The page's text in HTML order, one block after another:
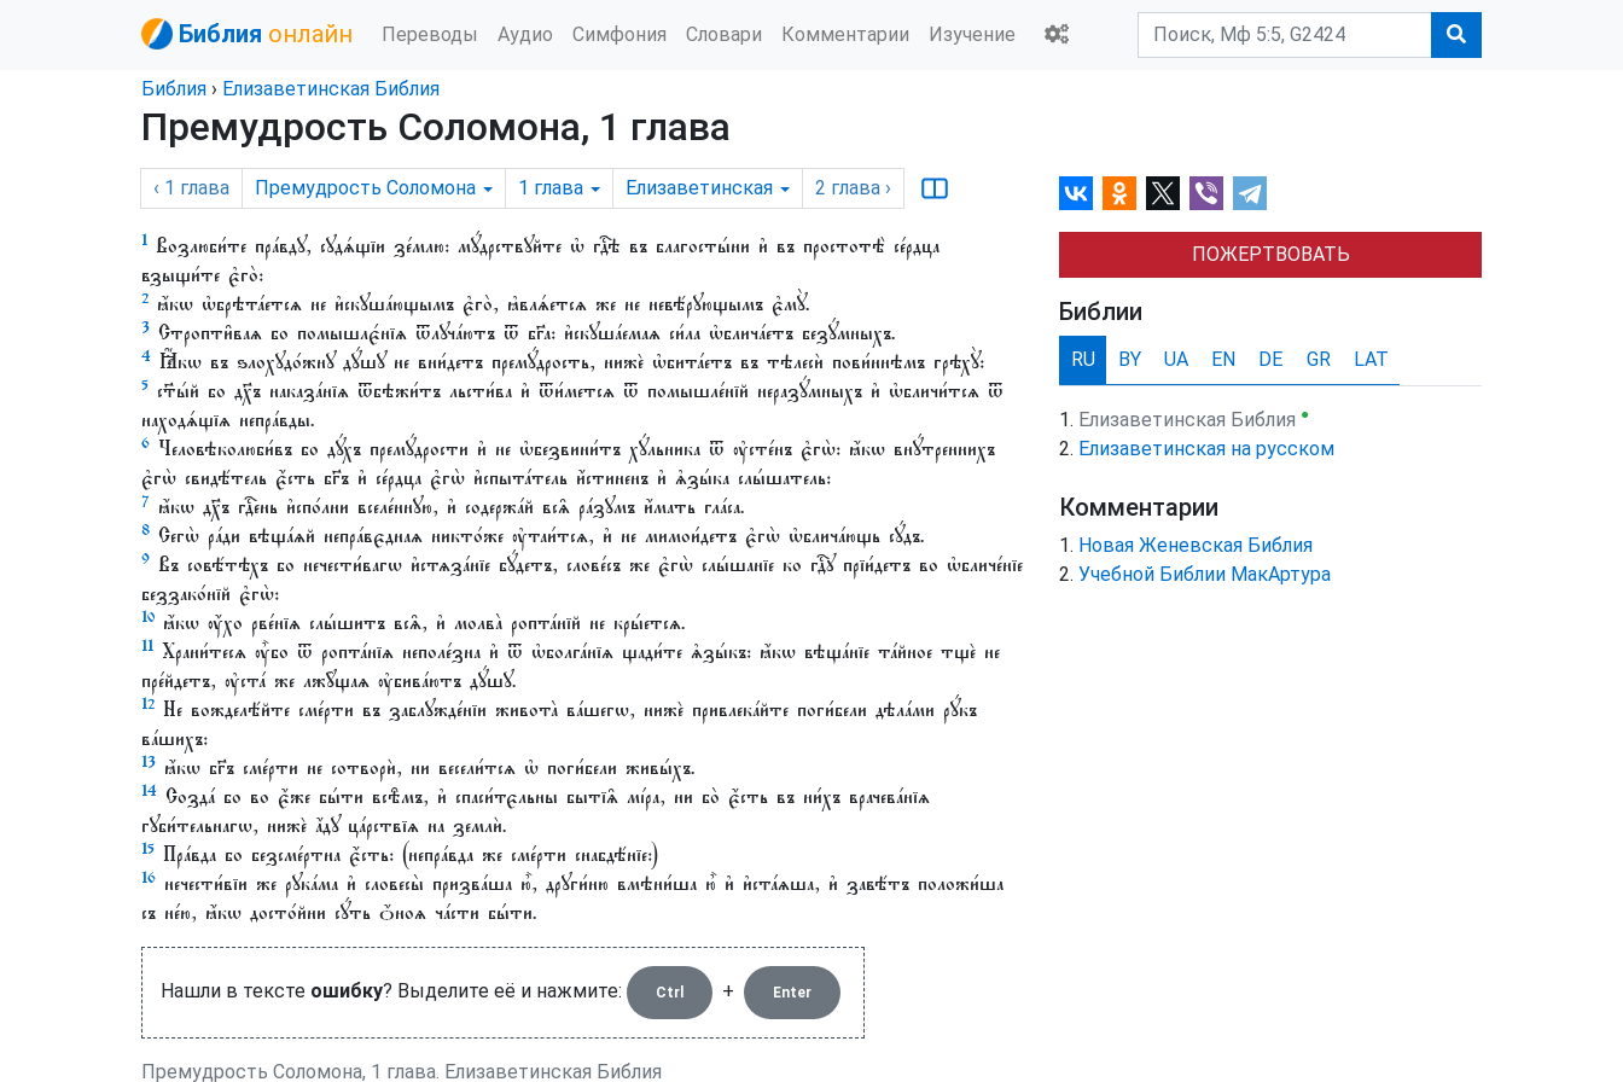
Библия онлайн Переводы Аудио Симфония Словари Комментарии Изучение
Библия › Елизаветинская Библия
Премудрость Соломона, 1 глава
‹ 1 глава Премудрость Соломона 1 глава Елизаветинская 2 глава ›
1 Возлюби́те пра́вдꙋ, сꙋдѧ́щїи зе́млю: мꙋ́дрствꙋйте ѡ҆ гдⷭ҇ѣ въ благосты́ни и҆ въ простотѣ̀ се́рдца
взыщи́те є҆го̀:
2 ꙗ҆́кѡ ѡ҆брѣта́етсѧ не и҆скꙋша́ющымъ є҆го̀, ꙗ҆влѧ́етсѧ же не невѣ́рꙋющымъ є҆мꙋ̀.
3 Стропти̑ваѧ бо помышлє́нїѧ ѿлꙋча́ютъ ѿ бг҃а: и҆скꙋша́емаѧ си́ла ѡ҆блича́етъ безꙋ́мныхъ.
4 Ꙗ҆́кѡ въ ѕлохꙋдо́жнꙋ дꙋ́шꙋ не вни́детъ премꙋ́дрость, нижѐ ѡ҆бита́етъ въ тѣлесѝ пови́ннѣмъ грѣхꙋ̀:
5 ст҃ы́й бо дх҃ъ наказа́нїѧ ѿбѣжи́тъ льсти́ва и҆ ѿи́метсѧ ѿ помышле́нїй неразꙋ́мныхъ и҆ ѡ҆бличи́тсѧ ѿ
находѧ́щїѧ непра́вды.
6 Человѣколюби́въ бо дꙋ́хъ премꙋ́дрости и҆ не ѡ҆безвини́тъ хꙋ́льника ѿ ᲂу҆сте́нъ є҆гѡ̀: ꙗ҆́кѡ внꙋ́треннихъ
є҆гѡ̀ свидѣ́тель є҆́сть бг҃ъ и҆ се́рдца є҆гѡ̀ и҆спыта́тель и҆́стиненъ и҆ ѧ҆зы́ка слы́шатель:
7 ꙗ҆́кѡ дх҃ъ гдⷭ҇ень и҆спо́лни вселе́ннꙋю, и҆ содержа́й всѧ̑ ра́зꙋмъ и҆́мать гла́са.
8 Сегѡ̀ ра́ди вѣща́ѧй непра́вєднаѧ никто́же ᲂу҆таи́тсѧ, и҆ не мимои́детъ є҆гѡ̀ ѡ҆блича́ющь сꙋ́дъ.
9 Въ совѣ́тѣхъ бо нечести́вагѡ и҆стѧза́нїе бꙋ́детъ, слове́съ же є҆гѡ̀ слы́шанїе ко гдⷭ҇ꙋ прїи́детъ во ѡ҆бличе́нїе
беззако́нїй є҆гѡ̀:
10 ꙗ҆́кѡ ᲂу҆́хо рве́нїѧ слы́шитъ всѧ̑, и҆ молва̀ ропта́нїй не кры́етсѧ.
11 Храни́тесѧ ᲂу҆̀бо ѿ ропта́нїѧ неполе́зна и҆ ѿ ѡ҆болга́нїѧ щади́те ѧ҆зы́къ: ꙗ҆́кѡ вѣща́нїе та́йное тщѐ не
пре́йдетъ, ᲂу҆ста́ же лжꙋ̑щаѧ ᲂу҆бива́ютъ дꙋ́шꙋ.
12 Не вожделѣ́йте сме́рти въ заблꙋжде́нїи живота̀ ва́шегѡ, нижѐ привлека́йте поги́бели дѣла́ми рꙋ́къ
ва́шихъ:
13 ꙗ҆́кѡ бг҃ъ сме́рти не сотворѝ, ни весели́тсѧ ѡ҆ поги́бели живы́хъ.
14 Созда́ бо во є҆́же бы́ти всѣ̑мъ, и҆ спаси́тєльны бытїѧ̑ мі́ра, ни бо̀ є҆́сть въ ни́хъ врачева́нїѧ
гꙋби́тельнагѡ, нижѐ а҆́дꙋ ца́рствїѧ на землѝ.
15 Пра́вда бо безсме́ртна є҆́сть: (непра́вда же сме́рти снабдѣ́нїе:)
16 нечести́вїи же рꙋка́ма и҆ словесы̀ призва́ша ю҆̀, дрꙋги́ню вмѣни́ша ю҆̀ и҆ и҆ста́ѧша, и҆ завѣ́тъ положи́ша
съ не́ю, ꙗ҆́кѡ досто́йни сꙋ́ть ѻ҆́ноѧ ча́сти бы́ти.
Нашли в тексте ошибку? Выделите её и нажмите: Ctrl + Enter
Премудрость Соломона, 1 глава. Елизаветинская Библия
ПОЖЕРТВОВАТЬ
Библии
RU BY UA EN DE GR LAT
Елизаветинская Библия ●
Елизаветинская на русском
Комментарии
Новая Женевская Библия
Учебной Библии МакАртура